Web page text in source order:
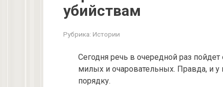
убийствам
Рубрика: Истории
Сегодня речь в очередной раз
милых и очаровательных. Правда, и у
порядку.